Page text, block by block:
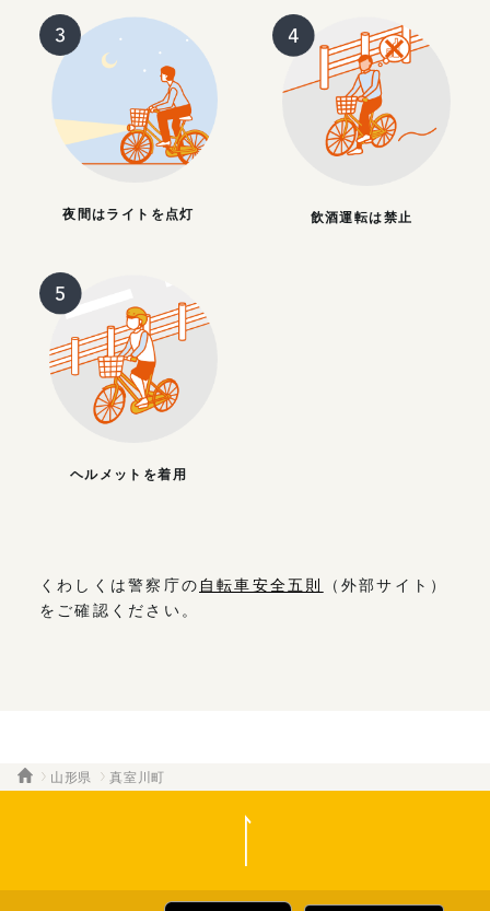
夜間はライトを点灯 飲酒運転は禁止
ヘルメットを着用
くわしくは警察庁の 自転車安全五則
（外部サイト）
をご確認ください。
山形県 真室川町